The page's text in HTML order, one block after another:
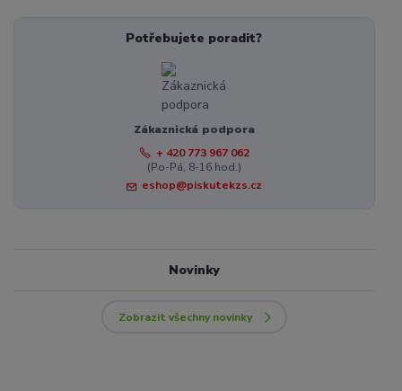
Potřebujete poradit?
Zákaznická podpora
+ 420 773 967 062
(Po-Pá, 8-16 hod.)
eshop@piskutekzs.cz
Novinky
Zobrazit všechny novinky